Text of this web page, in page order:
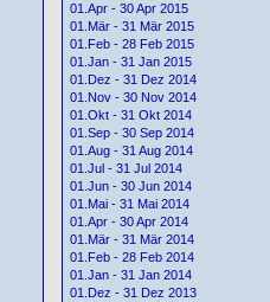
01.Apr - 30 Apr 2015
01.Mär - 31 Mär 2015
01.Feb - 28 Feb 2015
01.Jan - 31 Jan 2015
01.Dez - 31 Dez 2014
01.Nov - 30 Nov 2014
01.Okt - 31 Okt 2014
01.Sep - 30 Sep 2014
01.Aug - 31 Aug 2014
01.Jul - 31 Jul 2014
01.Jun - 30 Jun 2014
01.Mai - 31 Mai 2014
01.Apr - 30 Apr 2014
01.Mär - 31 Mär 2014
01.Feb - 28 Feb 2014
01.Jan - 31 Jan 2014
01.Dez - 31 Dez 2013